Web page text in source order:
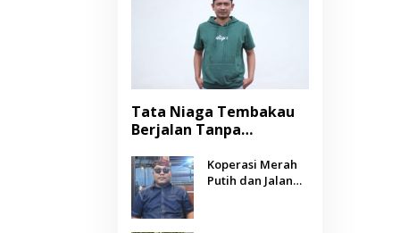
Tata Niaga Tembakau
Berjalan Tanpa
Negara Berpihak
kepada Petani?
Koperasi Merah
Putih dan Jalan